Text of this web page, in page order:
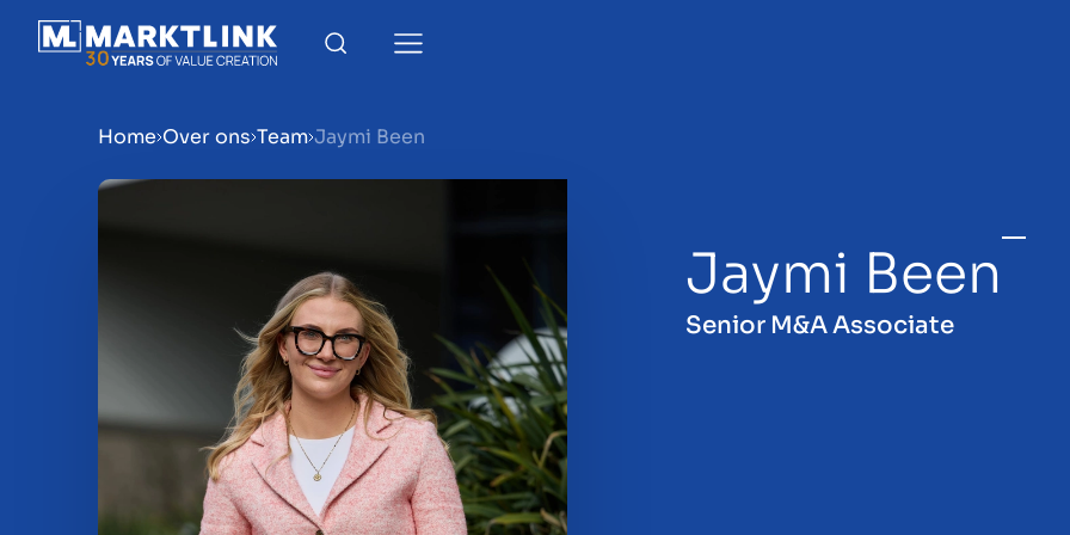
Menu
Bedrijf verkoopklaar maken
Bedrijf verkopen
Bedrijf kopen
Home Over ons Team Jaymi Been
Jaymi Been
Senior M&A Associate